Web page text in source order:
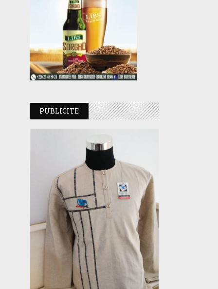
PUBLICITE